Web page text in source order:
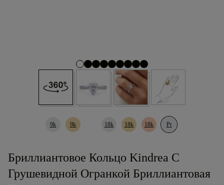
9k 9k 18k 18k 18k Pt
Бриллиантовое Кольцо Kindrea С
Грушевидной Огранкой Бриллиантовая